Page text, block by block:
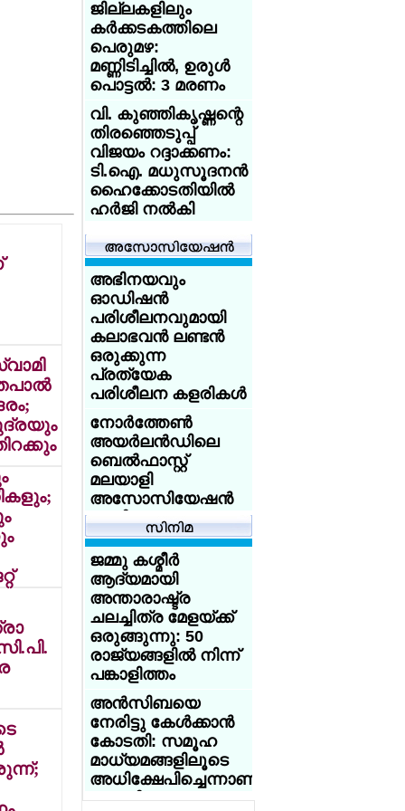
ആസിഡ്
ആക്രമണത്തെ
അതിജീവിച്ച
ഇന്ത്യക്കാരിക്ക്
യുകെ
യൂണിവേഴ്‌സിറ്റിയുടെ
സ്‌കോളര്‍ഷിപ്പ്
യുകെയില്‍
പഠിക്കുകയാണോ?
18 വയസ്സായോ?
ട്രെയിന്‍ ടിക്കറ്റ് 50
ശതമാനം
ഡിസ്‌കൗണ്ട്:
സേവര്‍ റെയില്‍
കാര്‍ഡ് നല്‍കാന്‍
യുകെ
അയര്‍ലന്‍ഡിനായി
ചെസില്‍ തിളങ്ങി
മലയാളി
സഹോദരങ്ങള്‍;
എയ്ഡന് കിരീടം,
എയ്ഞ്ചലിന് രണ്ടാം
സ്ഥാനം
ജില്ലകളിലും
കര്‍ക്കടകത്തിലെ
പെരുമഴ:
മണ്ണിടിച്ചില്‍, ഉരുള്‍
പൊട്ടല്‍: 3 മരണം
വി. കുഞ്ഞികൃഷ്ണന്റെ
തിരഞ്ഞെടുപ്പ്
വിജയം റദ്ദാക്കണം:
ടി.ഐ. മധുസൂദനന്‍
ഹൈക്കോടതിയില്‍
ഹര്‍ജി നല്‍കി
ശക്തമായ കാറ്റും
മഴയും:
കേരളത്തിലെ 3
ജില്ലകളില്‍
സ്‌കൂളുകള്‍ക്ക്
നാളെ (31/ വെള്ളി)
അവധി
കോക്ക്‌റോച്ച് ജനതാ
പാര്‍ട്ടി' നേതാവ്
അഭിജിത്തിന്
വിവാഹ
ആലോചനകളുടെ
പ്രളയം
ചെറുപ്പക്കാരിലേക്ക്
ഇറങ്ങിച്ചെല്ലാന്‍
കേന്ദ്രത്തിലെ
ബിജെപി മന്ത്രിമാര്‍
ഇന്‍സ്റ്റഗ്രാമിലൂടെ
ഡിജിറ്റല്‍ പ്രചരണം
ശക്തമാക്കി
ടൂറിസ്റ്റ് കേന്ദ്രമായ
വാഗമണിലെ 70
ഏക്കര്‍
പുല്‍മേടുകള്‍
അനധികൃതമായി
കയ്യേറിയതായി
റിപ്പോര്‍ട്ട്
ഗ്ലാസ്ഗോയില്‍
അഭിനയവും
ഓഡിഷന്‍
പരിശീലനവുമായി
കലാഭവന്‍ ലണ്ടന്‍
ഒരുക്കുന്ന
പ്രത്യേക
പരിശീലന കളരികള്‍
നോര്‍ത്തേണ്‍
അയര്‍ലന്‍ഡിലെ
ബെല്‍ഫാസ്റ്റ്
മലയാളി
അസോസിയേഷന്‍
എക്സിക്യൂട്ടീവ്
കമ്മിറ്റിയെ
തിരഞ്ഞെടുത്തു.
യുക്മ റീജിയണല്‍
കായികമേളകള്‍ക്ക്
പരിസമാപ്തി; ദേശീയ
കായിക മാമാങ്കം
ജൂണ്‍ 20 ന്
ബര്‍മിംഗ്ഹാമില്‍
യുക്മ - ഡോ
സൈമണ്‍സ്
അക്കാദമി നോര്‍ത്ത്
വെസ്റ്റ്
കായികമേളക്ക്
ജമ്മു കശ്മീര്‍
ആദ്യമായി
അന്താരാഷ്ട്ര
ചലച്ചിത്ര മേളയ്ക്ക്
ഒരുങ്ങുന്നു: 50
രാജ്യങ്ങളില്‍ നിന്ന്
പങ്കാളിത്തം
അന്‍സിബയെ
നേരിട്ടു കേള്‍ക്കാന്‍
കോടതി: സമൂഹ
മാധ്യമങ്ങളിലൂടെ
അധിക്ഷേപിച്ചെന്നാണു
പരാതി